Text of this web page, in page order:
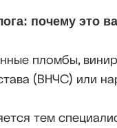
почему это
пломбы,
(ВНЧС) или
тем